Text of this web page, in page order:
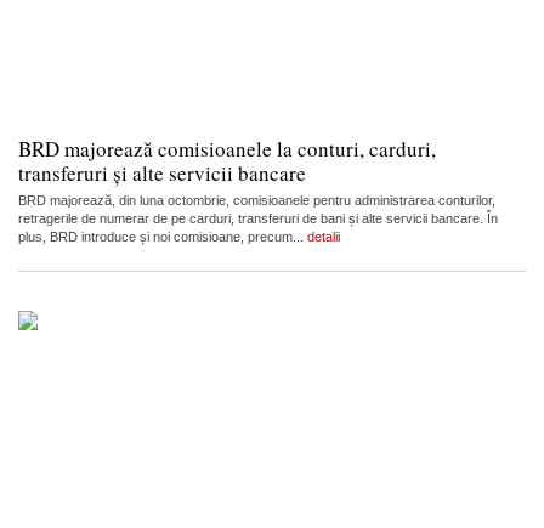
BRD majorează comisioanele la conturi, carduri,
transferuri și alte servicii bancare
BRD majorează, din luna octombrie, comisioanele pentru administrarea conturilor,
retragerile de numerar de pe carduri, transferuri de bani și alte servicii bancare. În
plus, BRD introduce și noi comisioane, precum... detalii